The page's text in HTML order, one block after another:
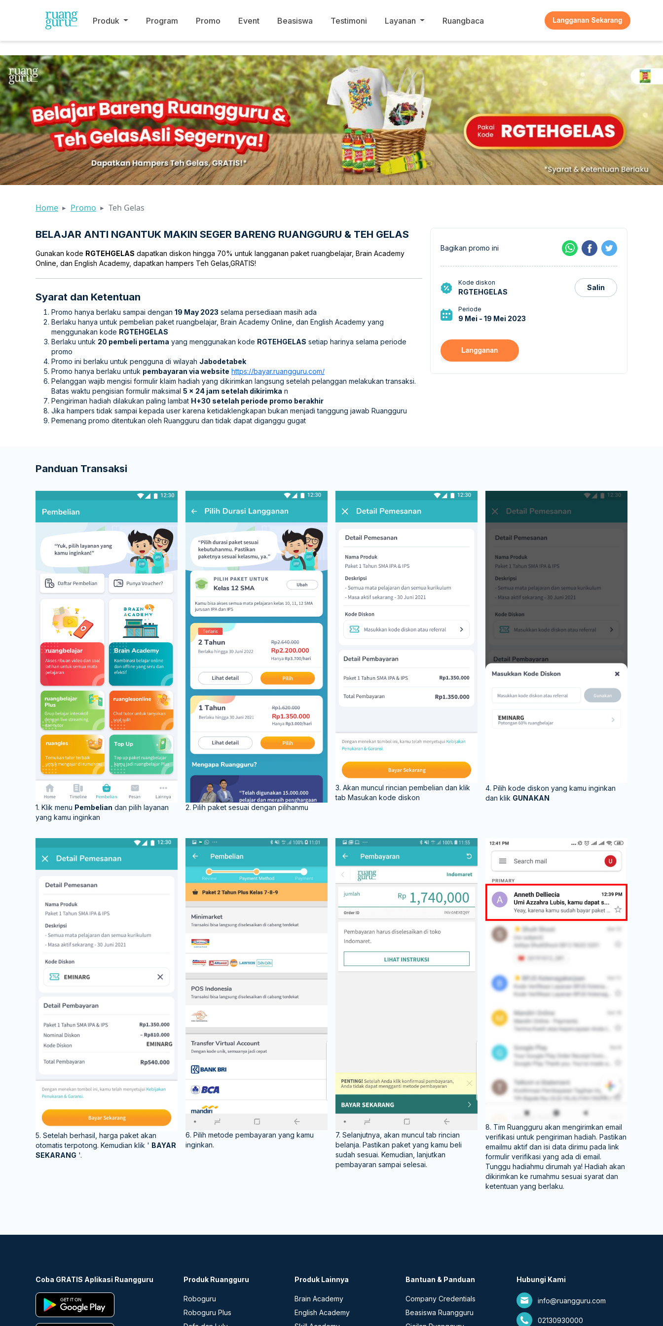
Produk Program Promo Event Beasiswa Testimoni Layanan Ruangbaca
Home Promo Teh Gelas
BELAJAR ANTI NGANTUK MAKIN SEGER BARENG RUANGGURU & TEH GELAS
Gunakan kode RGTEHGELAS dapatkan diskon hingga 70% untuk langganan paket ruangbelajar, Brain Academy
Online, dan English Academy, dapatkan hampers Teh Gelas,GRATIS!
Syarat dan Ketentuan
Promo hanya berlaku sampai dengan 19 May 2023 selama persediaan masih ada
Berlaku hanya untuk pembelian paket ruangbelajar, Brain Academy Online, dan English Academy yang
menggunakan kode RGTEHGELAS
Berlaku untuk 20 pembeli pertama yang menggunakan kode RGTEHGELAS setiap harinya selama periode
promo
Promo ini berlaku untuk pengguna di wilayah Jabodetabek
Promo hanya berlaku untuk pembayaran via website https://bayar.ruangguru.com/
Pelanggan wajib mengisi formulir klaim hadiah yang dikirimkan langsung setelah pelanggan melakukan transaksi.
Batas waktu pengisian formulir maksimal 5 x 24 jam setelah dikirimka n
Pengiriman hadiah dilakukan paling lambat H+30 setelah periode promo berakhir
Jika hampers tidak sampai kepada user karena ketidaklengkapan bukan menjadi tanggung jawab Ruangguru
Pemenang promo ditentukan oleh Ruangguru dan tidak dapat diganggu gugat
Bagikan promo ini
Kode diskon
RGTEHGELAS
Salin
Periode
9 Mei - 19 Mei 2023
Panduan Transaksi
1. Klik menu Pembelian dan pilih layanan
yang kamu inginkan
2. Pilih paket sesuai dengan pilihanmu
3. Akan muncul rincian pembelian dan klik
tab Masukan kode diskon
4. Pilih kode diskon yang kamu inginkan
dan klik GUNAKAN
5. Setelah berhasil, harga paket akan
otomatis terpotong. Kemudian klik ' BAYAR
SEKARANG '.
6. Pilih metode pembayaran yang kamu
inginkan.
7. Selanjutnya, akan muncul tab rincian
belanja. Pastikan paket yang kamu beli
sudah sesuai. Kemudian, lanjutkan
pembayaran sampai selesai.
8. Tim Ruangguru akan mengirimkan email
verifikasi untuk pengiriman hadiah. Pastikan
emailmu aktif dan isi data dirimu pada link
formulir verifikasi yang ada di email.
Tunggu hadiahmu dirumah ya! Hadiah akan
dikirimkan ke rumahmu sesuai syarat dan
ketentuan yang berlaku.
Coba GRATIS Aplikasi Ruangguru Produk Ruangguru
Roboguru
Roboguru Plus
Produk Lainnya
Brain Academy
English Academy
Bantuan & Panduan
Company Credentials
Beasiswa Ruangguru
Hubungi Kami
info@ruangguru.com
02130930000